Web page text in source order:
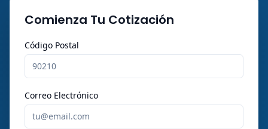
Comienza Tu Cotización
Código Postal
Correo Electrónico